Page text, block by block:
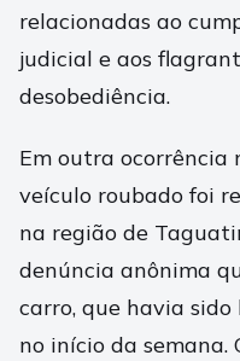
relacionadas ao
judicial e aos
desobediência.
Em outra ocorrência
veículo roubado foi
na região de
denúncia anônima
carro, que havia
no início da semana.